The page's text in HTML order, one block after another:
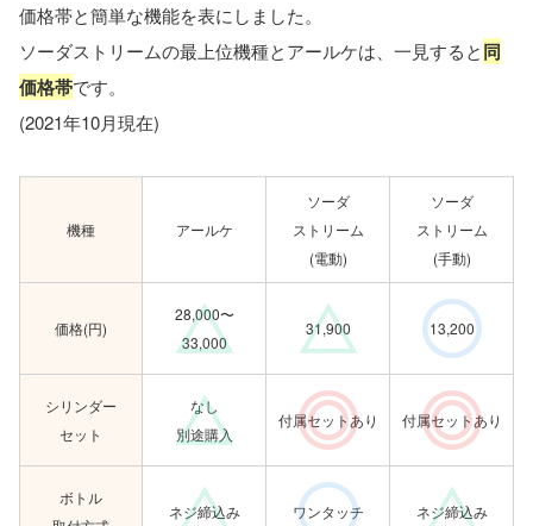
価格帯と簡単な機能を表にしました。
ソーダストリームの最上位機種とアールケは、一見すると同
価格帯です。
(2021年10月現在)
機種 アールケ
ソーダ
ストリーム
(電動)
ソーダ
ストリーム
(手動)
価格(円)
28,000〜
33,000
31,900 13,200
シリンダー
セット
なし
別途購入
付属セットあり 付属セットあり
ボトル
ネジ締込み ワンタッチ ネジ締込み